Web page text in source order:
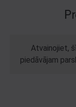
Atvainojiet,
piedāvājam